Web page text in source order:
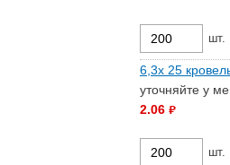
шт.
6,3х 25
уточняйте у
2.06 руб.
шт.